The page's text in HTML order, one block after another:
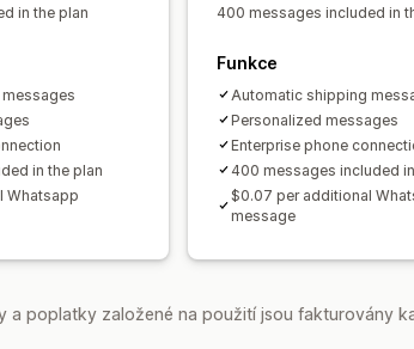
in the plan
in the plan
Whatsapp
400 messages included in
Funkce
Automatic shipping
Personalized messages
Enterprise phone
400 messages included
$0.07 per additional
message
poplatky založené na použití jsou fakturovány